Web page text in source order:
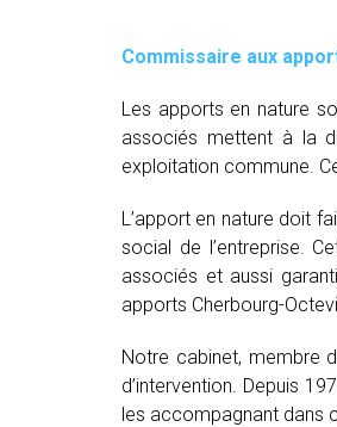
Commissaire aux
Les apports en nature
associés mettent à la
exploitation commune.
L’apport en nature doit
social de l’entreprise.
associés et aussi
apports Cherbourg-
Notre cabinet, membre
d’intervention. Depuis
les accompagnant dans